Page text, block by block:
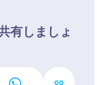
有しましょ